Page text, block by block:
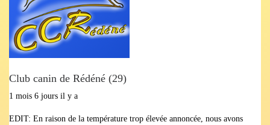
Club canin de Rédéné (29)
1 mois 6 jours il y a
EDIT: En raison de la température trop élevée annoncée, nous avons